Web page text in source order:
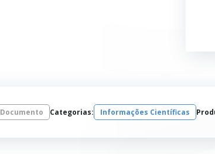
Documento Categorias: Informações Científicas